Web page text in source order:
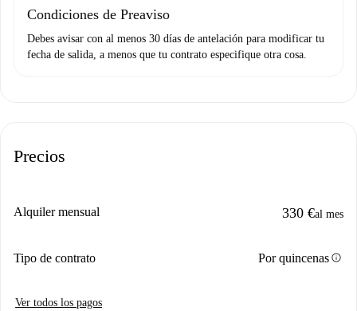
Condiciones de Preaviso
Debes avisar con al menos 30 días de antelación para modificar tu
fecha de salida, a menos que tu contrato especifique otra cosa.
Precios
Alquiler mensual 330 €al mes
Tipo de contrato Por quincenasinfo
Ver todos los pagos